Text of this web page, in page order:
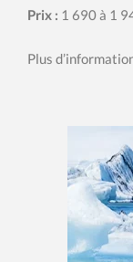
Prix : 1 690 à 1
Plus